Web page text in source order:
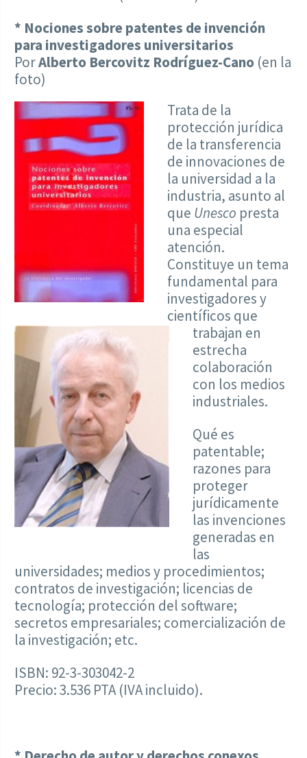
* Nociones sobre patentes de invención
para investigadores universitarios
PorAlberto Bercovitz Rodríguez-Cano (en la
foto)
Trata de la
protección jurídica
de la transferencia
de innovaciones de
la universidad a la
industria, asunto al
que Unesco presta
una especial
atención.
Constituye un tema
fundamental para
investigadores y
científicos que
trabajan en
estrecha
colaboración
con los medios
industriales.
Qué es
patentable;
razones para
proteger
jurídicamente
las invenciones
generadas en
las
universidades; medios y procedimientos;
contratos de investigación; licencias de
tecnología; protección del software;
secretos empresariales; comercialización de
la investigación; etc.
ISBN: 92-3-303042-2
Precio: 3.536 PTA (IVA incluido).